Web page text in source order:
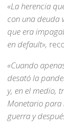
«La herencia
con una deuda
que era
en default»,
«Cuando
desató la
y, en el medio,
Monetario para
guerra y